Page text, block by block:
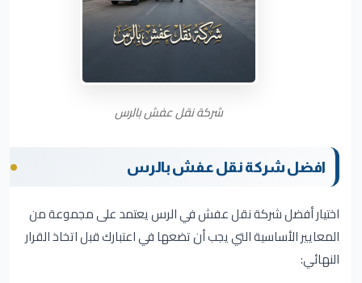
شركة نقل عفش بالرس
افضل شركة نقل عفش بالرس
اختيار أفضل شركة نقل عفش في الرس يعتمد على مجموعة من
المعايير الأساسية التي يجب أن تضعها في اعتبارك قبل اتخاذ القرار
النهائي: